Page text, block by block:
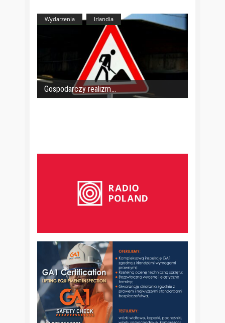
Wydarzenia Irlandia
Gospodarczy realizm